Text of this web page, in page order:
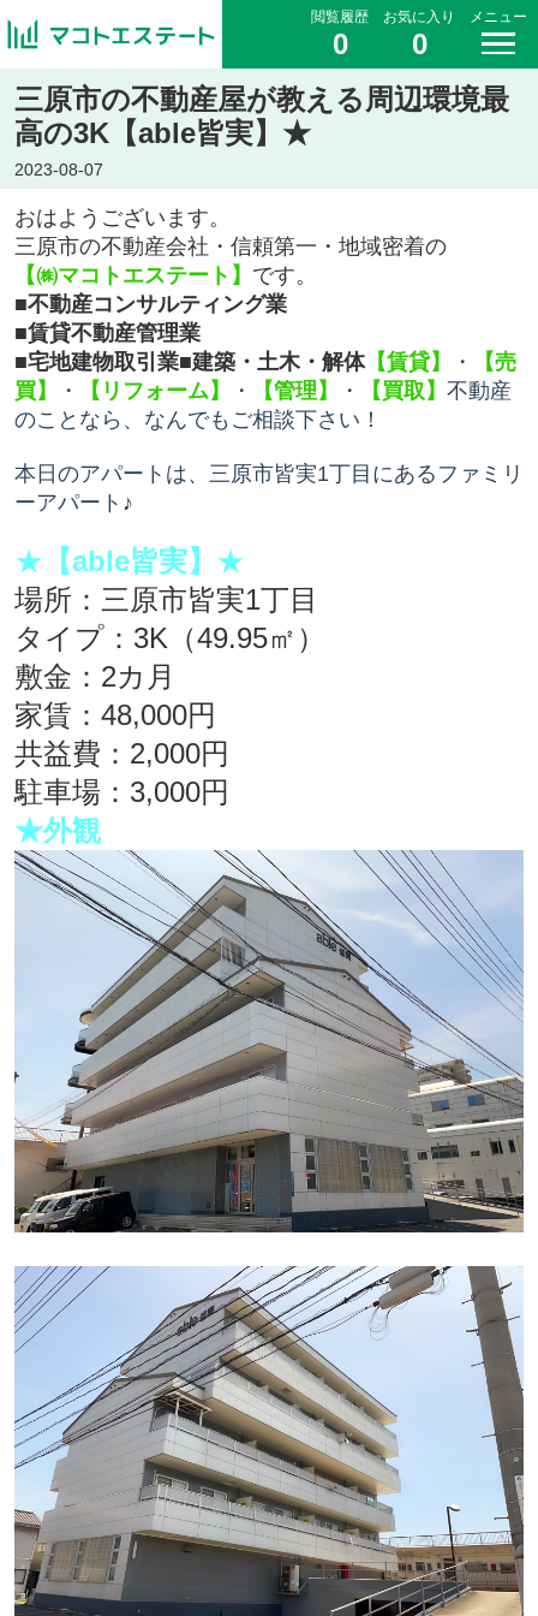
閲覧履歴
0
お気に入り
0
メニュー
三原市の不動産屋が教える周辺環境最
高の3K【able皆実】★
2023-08-07
おはようございます。
三原市の不動産会社・信頼第一・地域密着の
【㈱マコトエステート】 です。
■不動産コンサルティング業
■賃貸不動産管理業
■宅地建物取引業■建築・土木・解体【賃貸】 ・
【売
買】
・ 【リフォーム】 ・ 【管理】 ・ 【買取】 不動産
のことなら、 なんでもご相談下さい！
本日のアパートは、三原市皆実1丁目にあるファミリ
ーアパート♪
★ 【able皆実】 ★
場所：三原市皆実1丁目
タイプ：3K（49.95㎡）
敷金：2カ月
家賃：48,000円
共益費：2,000円
駐車場：3,000円
★外観